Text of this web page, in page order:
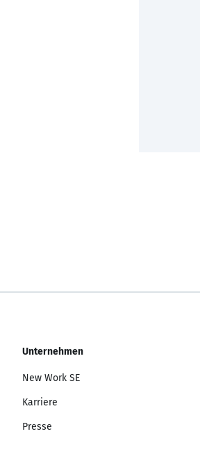
Unternehmen
New Work SE
Karriere
Presse